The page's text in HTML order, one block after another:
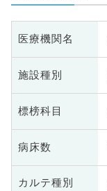
医療機関名
施設種別
標榜科目
病床数
カルテ種別